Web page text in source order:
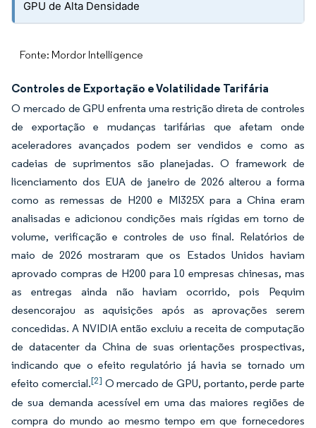
GPU de Alta Densidade
Fonte: Mordor Intelligence
Controles de Exportação e Volatilidade Tarifária
O mercado de GPU enfrenta uma restrição direta de controles
de exportação e mudanças tarifárias que afetam onde
aceleradores avançados podem ser vendidos e como as
cadeias de suprimentos são planejadas. O framework de
licenciamento dos EUA de janeiro de 2026 alterou a forma
como as remessas de H200 e MI325X para a China eram
analisadas e adicionou condições mais rígidas em torno de
volume, verificação e controles de uso final. Relatórios de
maio de 2026 mostraram que os Estados Unidos haviam
aprovado compras de H200 para 10 empresas chinesas, mas
as entregas ainda não haviam ocorrido, pois Pequim
desencorajou as aquisições após as aprovações serem
concedidas. A NVIDIA então excluiu a receita de computação
de datacenter da China de suas orientações prospectivas,
indicando que o efeito regulatório já havia se tornado um
efeito comercial.[2] O mercado de GPU, portanto, perde parte
de sua demanda acessível em uma das maiores regiões de
compra do mundo ao mesmo tempo em que fornecedores